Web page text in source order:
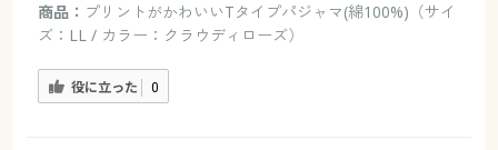
商品： プリントがかわいいTタイプパジャマ(綿100%)（サイ
ズ：LL / カラー：クラウディローズ）
役に立った 0